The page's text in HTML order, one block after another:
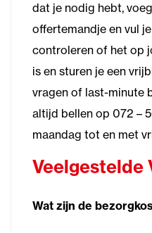
dat je nodig hebt,
offertemandje en vul
controleren of het op
is en sturen je een
vragen of last-minute
altijd bellen op 072 –
maandag tot en met
Veelgestelde
Wat zijn de